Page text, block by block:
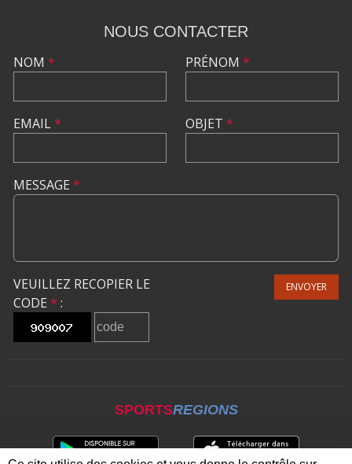
NOUS CONTACTER
NOM *
EMAIL*
PRÉNOM *
OBJET *
MESSAGE *
VEUILLEZ RECOPIER LE
CODE * :
ENVOYER
SPORTSREGIONS